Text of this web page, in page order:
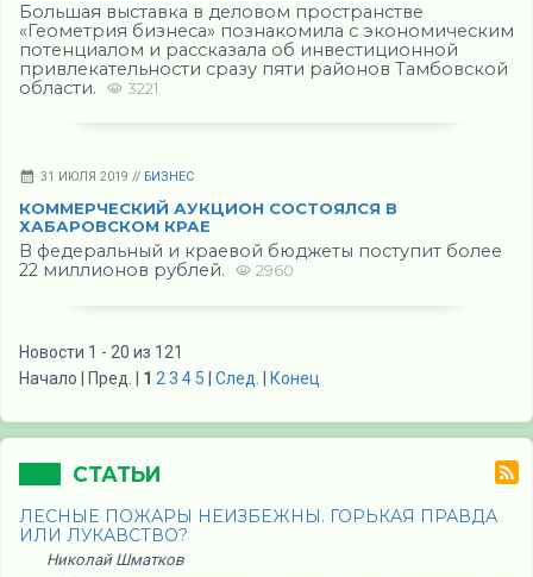
Большая выставка в деловом пространстве
«Геометрия бизнеса» познакомила с экономическим
потенциалом и рассказала об инвестиционной
привлекательности сразу пяти районов Тамбовской
области.
3221
31 ИЮЛЯ 2019 // БИЗНЕС
КОММЕРЧЕСКИЙ АУКЦИОН СОСТОЯЛСЯ В
ХАБАРОВСКОМ КРАЕ
В федеральный и краевой бюджеты поступит более
22 миллионов рублей.
2960
Новости 1 - 20 из 121
Начало | Пред. | 1 2 3 4 5 След. Конец
СТАТЬИ
ЛЕСНЫЕ ПОЖАРЫ НЕИЗБЕЖНЫ. ГОРЬКАЯ ПРАВДА
ИЛИ ЛУКАВСТВО?
Николай Шматков